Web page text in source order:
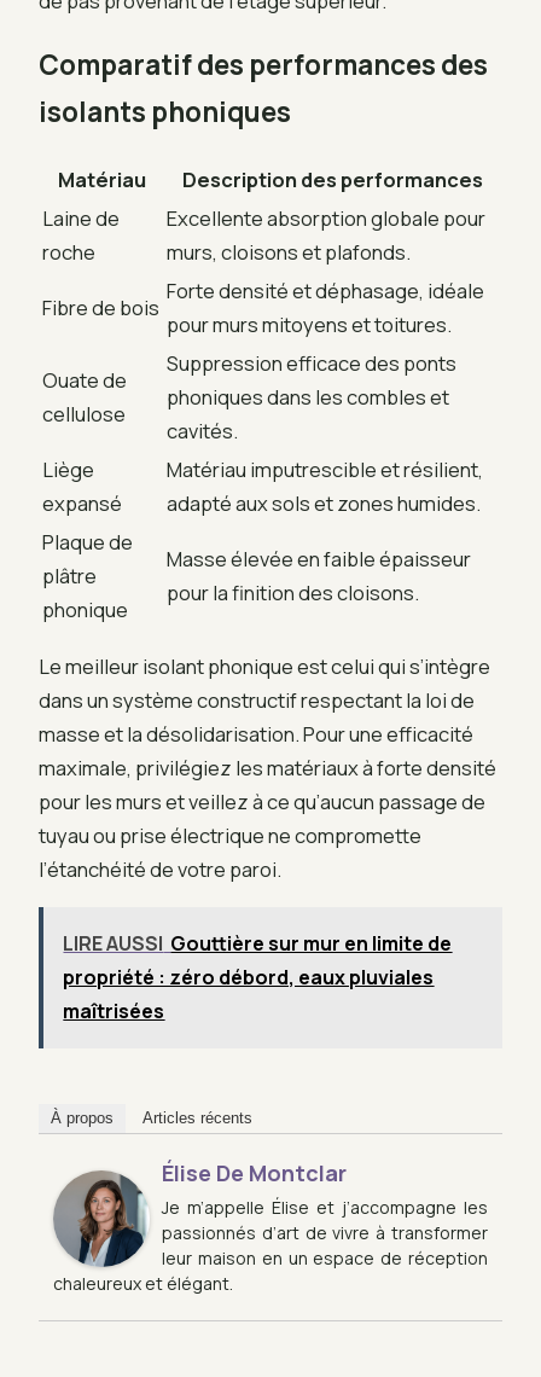
Comparatif des performances des
isolants phoniques
Matériau
Description des performances
Laine de
roche
Excellente absorption globale pour
murs, cloisons et plafonds.
Fibre de bois
Forte densité et déphasage, idéale
pour murs mitoyens et toitures.
Ouate de
cellulose
Suppression efficace des ponts
phoniques dans les combles et
cavités.
Liège
expansé
Matériau imputrescible et résilient,
adapté aux sols et zones humides.
Plaque de
plâtre
phonique
Masse élevée en faible épaisseur
pour la finition des cloisons.
Le meilleur isolant phonique est celui qui s’intègre
dans un système constructif respectant la loi de
masse et la désolidarisation. Pour une efficacité
maximale, privilégiez les matériaux à forte densité
pour les murs et veillez à ce qu’aucun passage de
tuyau ou prise électrique ne compromette
l’étanchéité de votre paroi.
LIRE AUSSI Gouttière sur mur en limite de
propriété : zéro débord, eaux pluviales
maîtrisées
À propos Articles récents
Élise De Montclar
Je m’appelle Élise et j’accompagne les
passionnés d’art de vivre à transformer
leur maison en un espace de réception
chaleureux et élégant.